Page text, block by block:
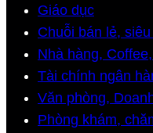
Giáo dục
Chuỗi bán lẻ, siêu
Nhà hàng,
Tài chính ngân
Văn phòng,
Phòng khám,